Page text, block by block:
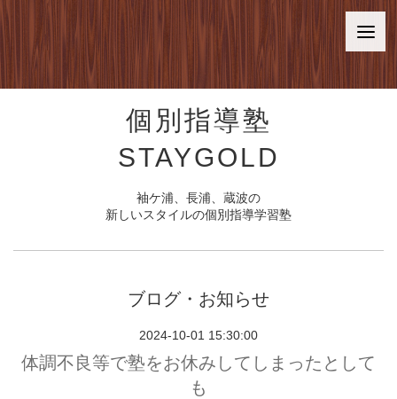
個別指導塾
STAYGOLD
袖ケ浦、長浦、蔵波の
新しいスタイルの個別指導学習塾
ブログ・お知らせ
2024-10-01 15:30:00
体調不良等で塾をお休みしてしまったとして
も